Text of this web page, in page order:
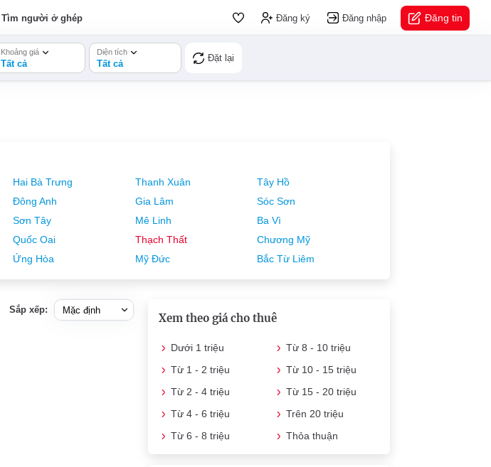
Tìm người ở ghép Đăng ký Đăng nhập Đăng tin
Khoảng giá
Tất cả
Diện tích
Tất cả
Đặt lại
Hai Bà Trưng Thanh Xuân
Tây Hồ
Đông Anh Gia Lâm
Sóc Sơn
Sơn Tây Mê Linh
Ba Vì
Quốc Oai Thạch Thất
Chương Mỹ
Ứng Hòa Mỹ Đức Bắc Từ Liêm
Sắp xếp:
Xem theo giá cho thuê
Dưới 1 triệu
Từ 1 - 2 triệu
Từ 2 - 4 triệu
Từ 4 - 6 triệu
Từ 6 - 8 triệu
Từ 8 - 10 triệu
Từ 10 - 15 triệu
Từ 15 - 20 triệu
Trên 20 triệu
Thỏa thuận